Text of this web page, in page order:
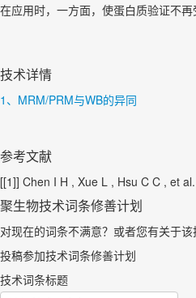
在应用时，一方面，使蛋白质验证不
技术详情
1、MRM/PRM与WB的异同
参考文献
[[1]] Chen I H , Xue L , Hsu C C , et
聚生物技术词条修善计划
对现在的词条不满意？或者您有关于
投稿参加技术词条修善计划
技术词条标题